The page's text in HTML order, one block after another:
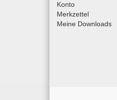
Konto
Merkzettel
Meine Downloads